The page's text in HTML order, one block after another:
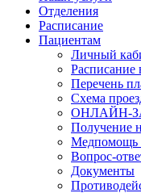
Отделения
Расписание
Пациентам
Личный
Расписание
Перечень
Схема
ОНЛАЙН-
Получение
Медпомощь
Вопрос-
Документы